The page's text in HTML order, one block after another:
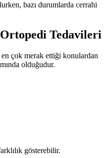
bazı durumlarda cerrahi
Ortopedi Tedavileri
en çok merak ettiği konulardan
olduğudur.
gösterebilir.